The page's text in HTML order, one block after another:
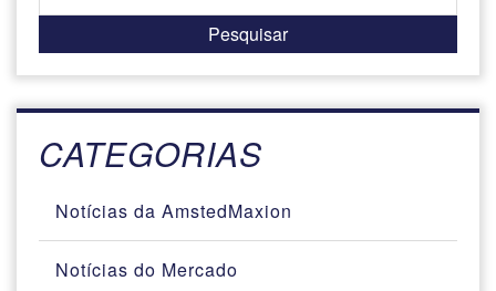
CATEGORIAS
Notícias da AmstedMaxion
Notícias do Mercado